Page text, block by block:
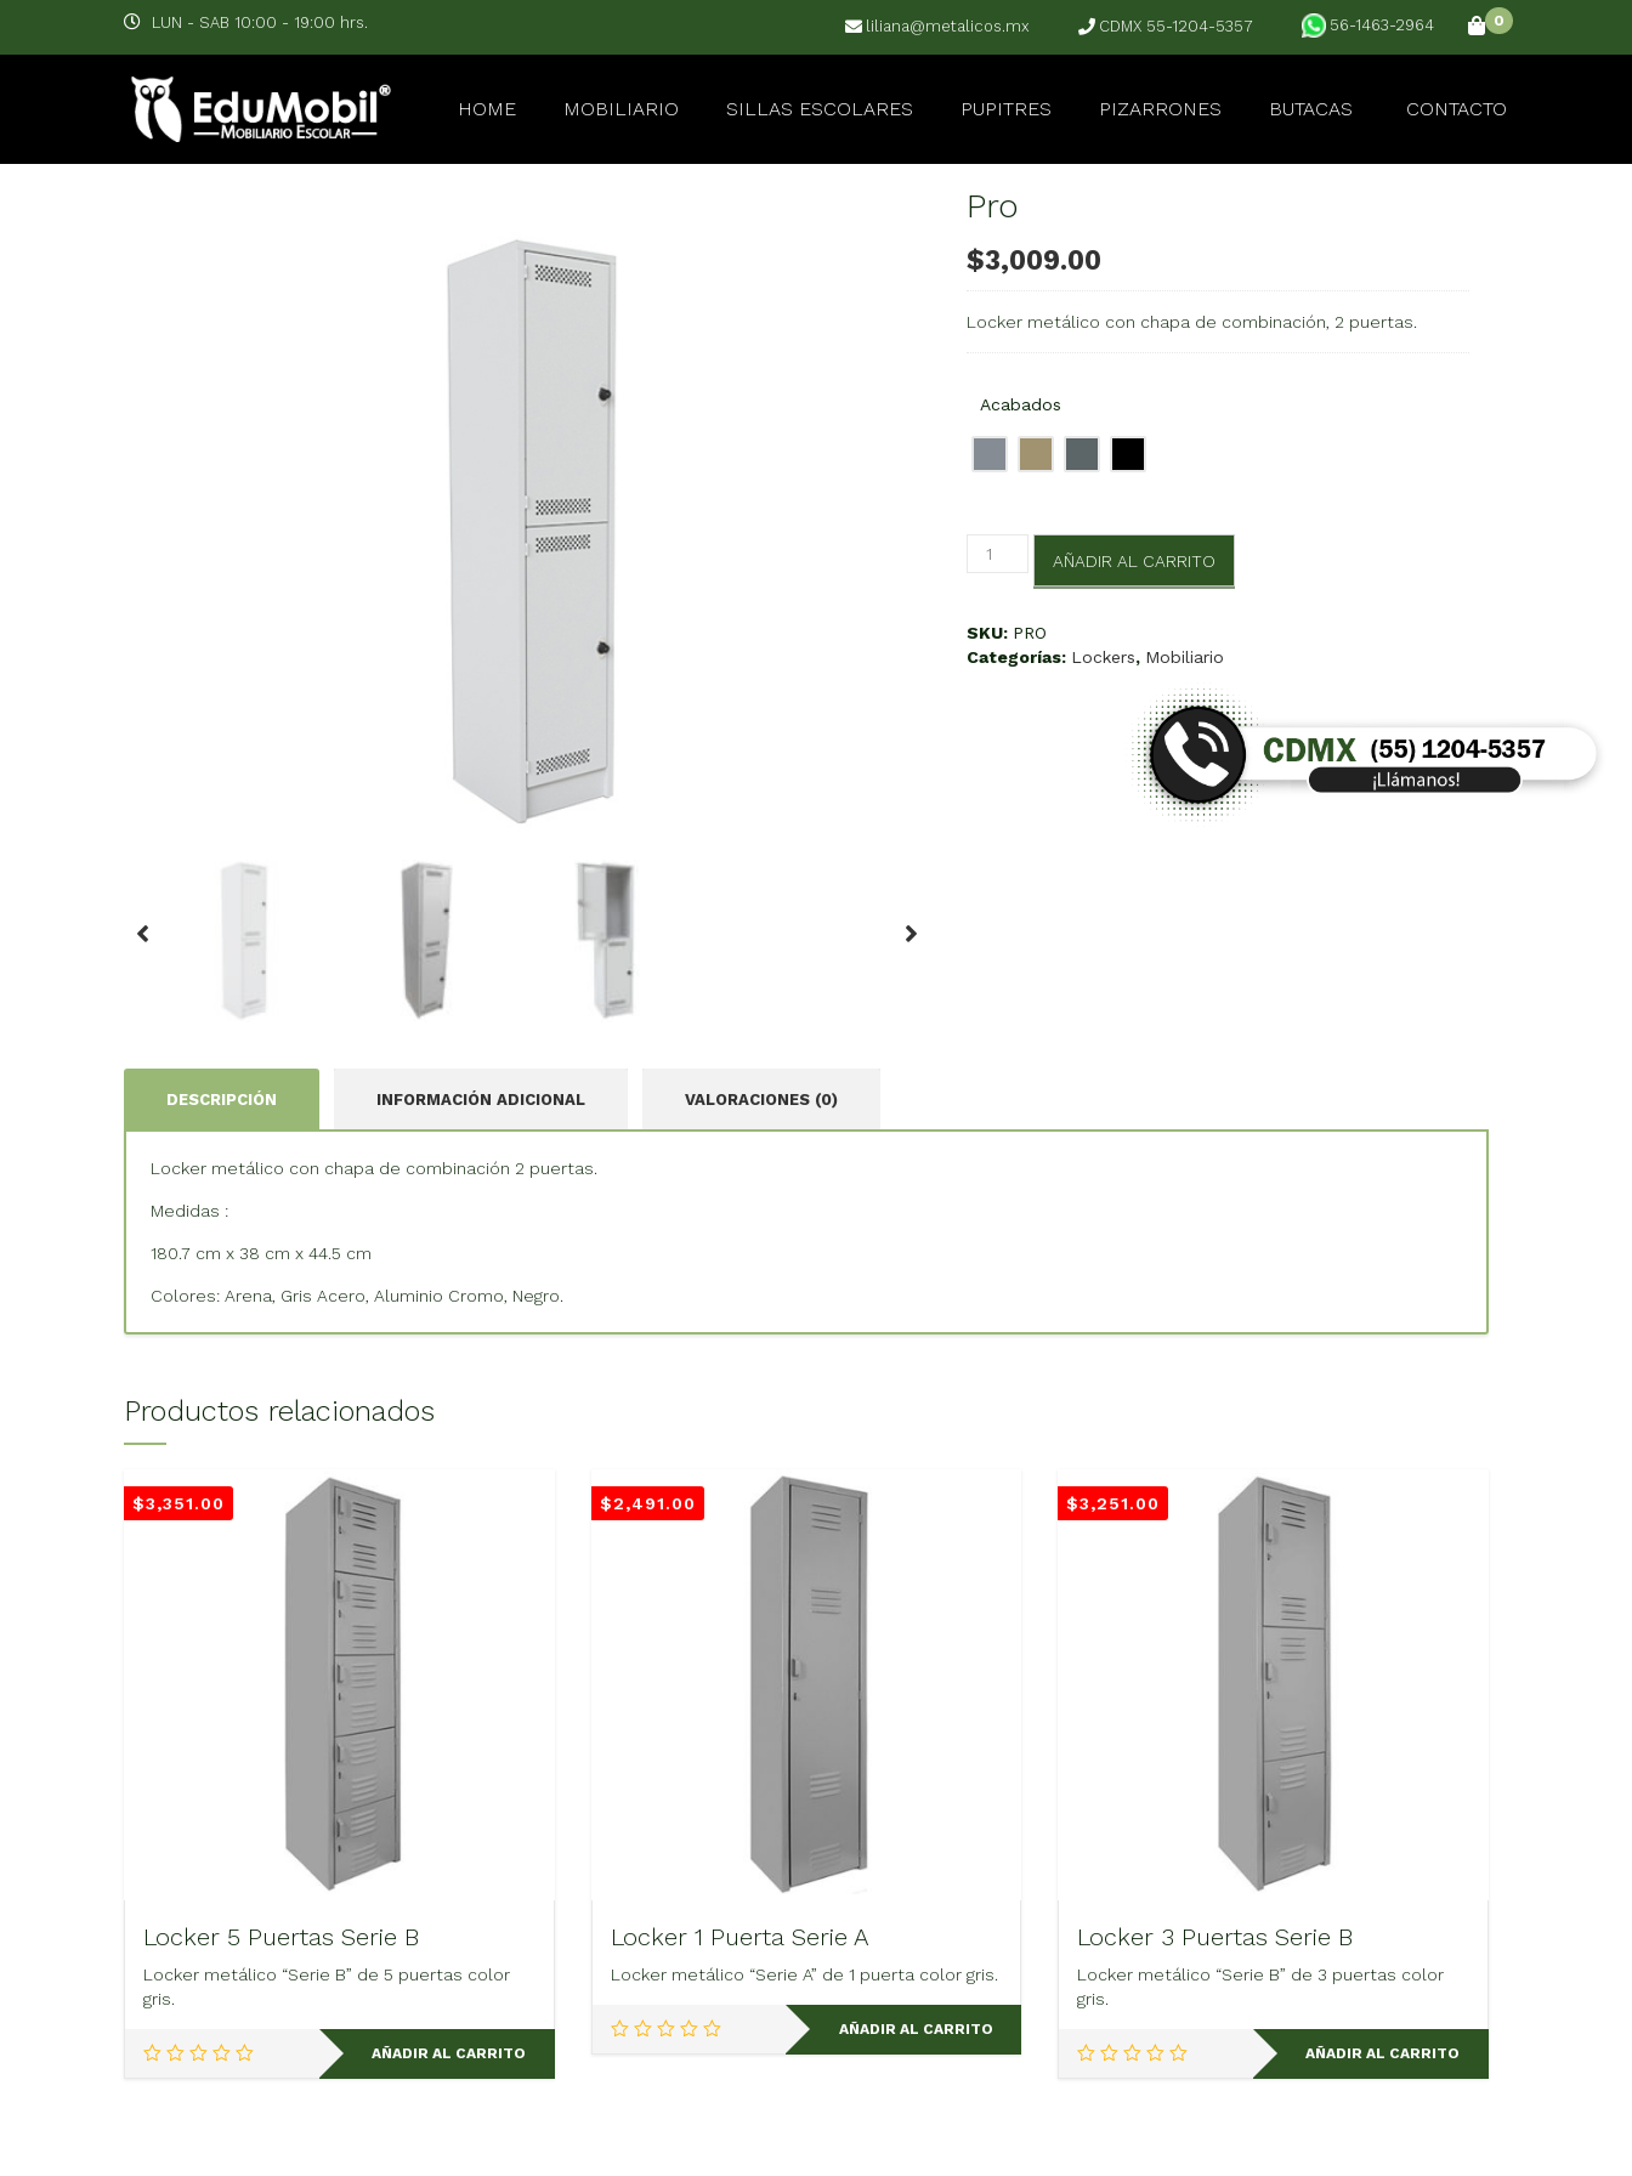
LUN - SAB 10:00 - 19:00 hrs. liliana@metalicos.mx CDMX 55-1204-5357 56-1463-2964 0
HOME MOBILIARIO SILLAS ESCOLARES PUPITRES PIZARRONES BUTACAS CONTACTO
Pro
$3,009.00
Locker metálico con chapa de combinación, 2 puertas.
Acabados
Pro
AÑADIR AL CARRITO
SKU: PRO
Categorías: Lockers, Mobiliario
DESCRIPCIÓN INFORMACIÓN ADICIONAL VALORACIONES (0)
Locker metálico con chapa de combinación 2 puertas.
Medidas :
180.7 cm x 38 cm x 44.5 cm
Colores: Arena, Gris Acero, Aluminio Cromo, Negro.
Productos relacionados
$3,351.00
Locker 5 Puertas Serie B
Locker metálico “Serie B” de 5 puertas color
gris.
AÑADIR AL CARRITO
$2,491.00
Locker 1 Puerta Serie A
Locker metálico “Serie A” de 1 puerta color gris.
AÑADIR AL CARRITO
$3,251.00
Locker 3 Puertas Serie B
Locker metálico “Serie B” de 3 puertas color
gris.
AÑADIR AL CARRITO